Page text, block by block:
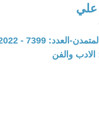
علي
7399 - 2022 / 10 / 12 - 16:11
الادب والفن